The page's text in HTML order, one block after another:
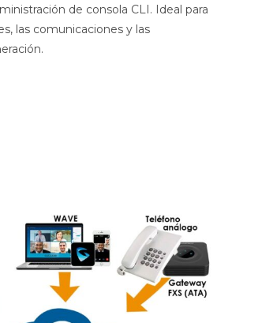
de consola CLI. Ideal para
las comunicaciones y las